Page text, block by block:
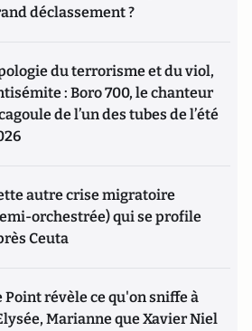
déclassement ?
du terrorisme et du viol,
: Boro 700, le chanteur
de l’un des tubes de l’été
autre crise migratoire
orchestrée) qui se profile
Ceuta
Point révèle ce qu'on sniffe à
Marianne que Xavier Niel